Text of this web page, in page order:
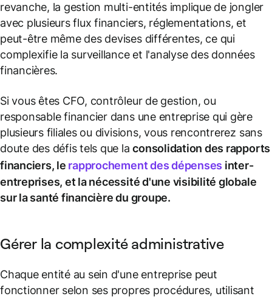
revanche, la gestion multi-entités implique de jongler
avec plusieurs flux financiers, réglementations, et
peut-être même des devises différentes, ce qui
complexifie la surveillance et l'analyse des données
financières.
Si vous êtes CFO, contrôleur de gestion, ou
responsable financier dans une entreprise qui gère
plusieurs filiales ou divisions, vous rencontrerez sans
doute des défis tels que laconsolidation des rapports
financiers, le rapprochement des dépenses inter-
entreprises, et la nécessité d'une visibilité globale
sur la santé financière du groupe.
Gérer la complexité administrative
Chaque entité au sein d'une entreprise peut
fonctionner selon ses propres procédures, utilisant